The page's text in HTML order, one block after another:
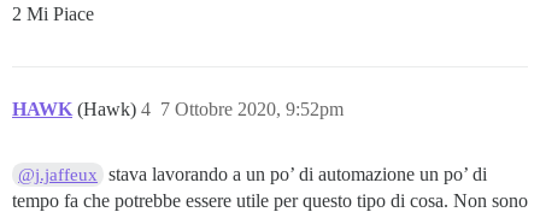
2 Mi Piace
HAWK (Hawk) 7 Ottobre 2020, 9:52pm
4
@j.jaffeux
stava lavorando a un po’ di automazione un po’ di
tempo fa che potrebbe essere utile per questo tipo di cosa. Non sono